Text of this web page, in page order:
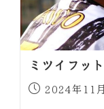
ミツイフッ
2024年11